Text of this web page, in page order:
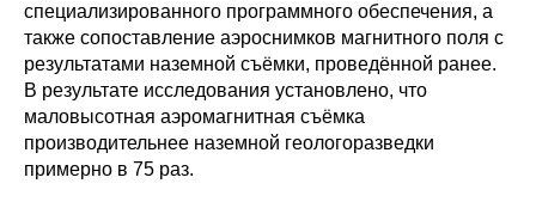
специализированного программного обеспечения, а
также сопоставление аэроснимков магнитного поля с
результатами наземной съёмки, проведённой ранее.
В результате исследования установлено, что
маловысотная аэромагнитная съёмка
производительнее наземной геологоразведки
примерно в 75 раз.